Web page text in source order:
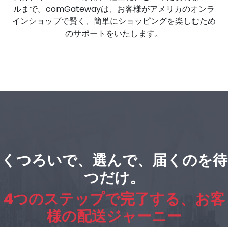
ルまで。comGatewayは、お客様がアメリカのオンラ
インショップで賢く、簡単にショッピングを楽しむため
のサポートをいたします。
くつろいで、選んで、届くのを待
つだけ。
4つのステップで完了する、お客
様の配送ジャーニー